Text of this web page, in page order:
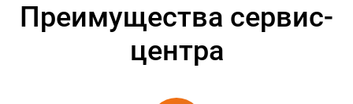
Преимущества сервис-
центра